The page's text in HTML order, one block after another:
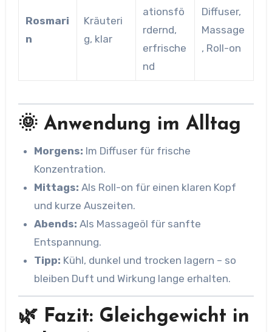
Rosmari
n
Kräuteri
g, klar
ationsfö
rdernd,
erfrische
nd
Diffuser,
Massage
, Roll-on
🌞 Anwendung im Alltag
Morgens: Im Diffuser für frische
Konzentration.
Mittags: Als Roll-on für einen klaren Kopf
und kurze Auszeiten.
Abends: Als Massageöl für sanfte
Entspannung.
Tipp: Kühl, dunkel und trocken lagern – so
bleiben Duft und Wirkung lange erhalten.
🌿 Fazit: Gleichgewicht in